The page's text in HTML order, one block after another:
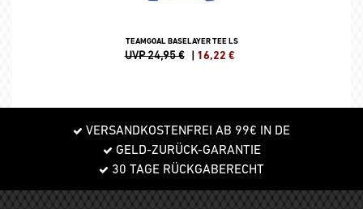
TEAMGOAL BASELAYER TEE LS
UVP 24,95 € | 16,22 €
VERSANDKOSTENFREI AB 99€ IN DE
GELD-ZURÜCK-GARANTIE
30 TAGE RÜCKGABERECHT